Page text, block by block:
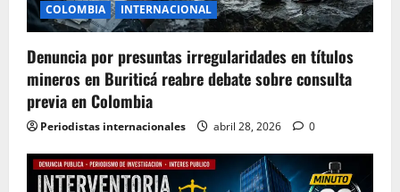
COLOMBIA INTERNACIONAL
Denuncia por presuntas irregularidades en títulos
mineros en Buriticá reabre debate sobre consulta
previa en Colombia
Periodistas internacionales abril 28, 2026 0